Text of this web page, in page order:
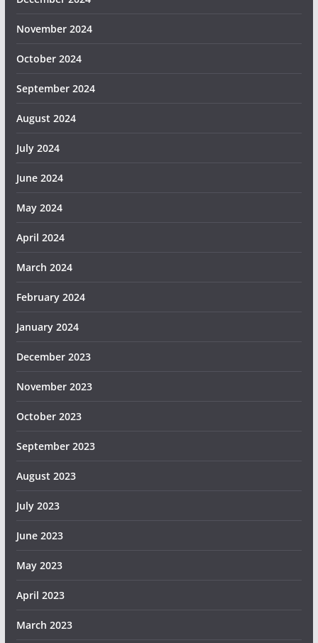
November 2024
October 2024
September 2024
August 2024
July 2024
June 2024
May 2024
April 2024
March 2024
February 2024
January 2024
December 2023
November 2023
October 2023
September 2023
August 2023
July 2023
June 2023
May 2023
April 2023
March 2023